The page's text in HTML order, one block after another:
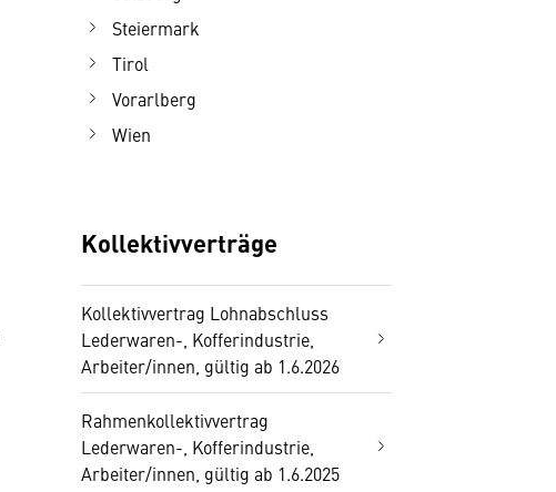
Steiermark
Tirol
Vorarlberg
Wien
Kollektivverträge
Kollektivvertrag Lohnabschluss
Lederwaren-, Kofferindustrie,
Arbeiter/innen, gültig ab 1.6.2026
Rahmenkollektivvertrag
Lederwaren-, Kofferindustrie,
Arbeiter/innen, gültig ab 1.6.2025